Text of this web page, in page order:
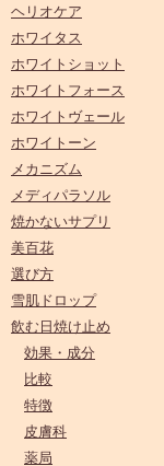
ヘリオケア
ホワイタス
ホワイトショット
ホワイトフォース
ホワイトヴェール
ホワイトーン
メカニズム
メディパラソル
焼かないサプリ
美百花
選び方
雪肌ドロップ
飲む日焼け止め
効果・成分
比較
特徴
皮膚科
薬局